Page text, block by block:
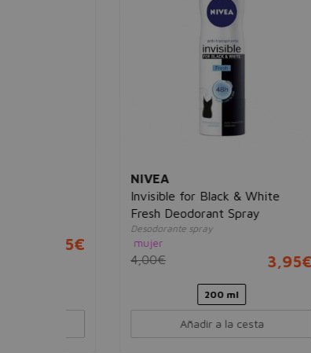
Invisible for Black & White
Fresh Deodorant Spray
Desodorante spray
3,95€
Añadir a la cesta